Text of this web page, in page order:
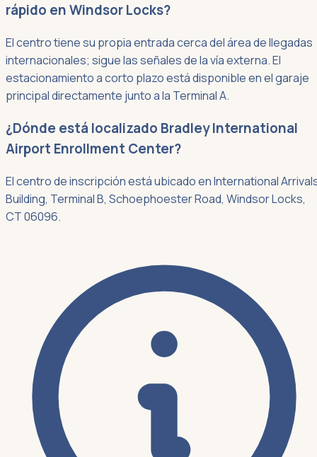
rápido en Windsor Locks?
El centro tiene su propia entrada cerca del área de llegadas
internacionales; sigue las señales de la vía externa. El
estacionamiento a corto plazo está disponible en el garaje
principal directamente junto a la Terminal A.
¿Dónde está localizado Bradley International
Airport Enrollment Center?
El centro de inscripción está ubicado en International
Building, Terminal B, Schoephoester Road, Windsor Locks,
CT 06096.